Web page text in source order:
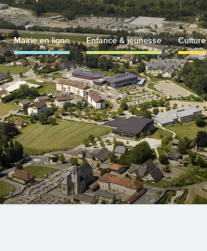
Mairie en ligne Enfance & jeunesse Culture